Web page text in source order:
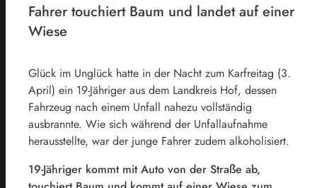
Fahrer touchiert Baum und landet auf einer
Wiese
Glück im Unglück hatte in der Nacht zum Karfreitag (3.
April) ein 19-Jähriger aus dem Landkreis Hof, dessen
Fahrzeug nach einem Unfall nahezu vollständig
ausbrannte. Wie sich während der Unfallaufnahme
herausstellte, war der junge Fahrer zudem alkoholisiert.
19-Jähriger kommt mit Auto von der Straße ab,